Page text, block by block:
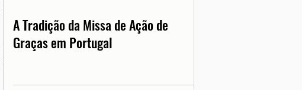
A Tradição da Missa de Ação de
Graças em Portugal